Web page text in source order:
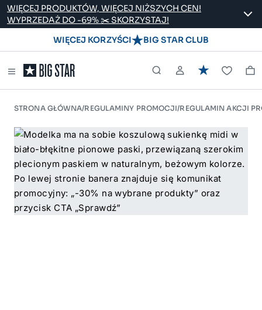
WIĘCEJ PRODUKTÓW, WIĘCEJ NIŻSZYCH CEN!
WYPRZEDAŻ DO -69% ✂️ SKORZYSTAJ!
WIĘCEJ KORZYŚCI
BIG STAR CLUB
STRONA GŁÓWNA/REGULAMINY PROMOCJI/REGULAMIN AKCJI